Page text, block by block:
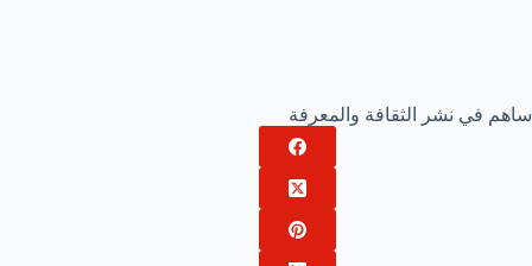
ساهم في نشر الثقافة والمعرفة